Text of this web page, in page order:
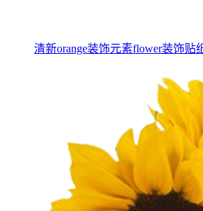
清新orange装饰元素flower装饰贴